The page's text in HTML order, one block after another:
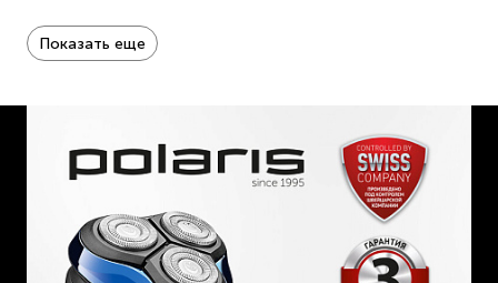
Влагозащита IPX6 для промывки лезвий под водой.
Функция быстрой зарядки за 5 минут на 1 применение.
Литий-ионный аккумулятор 600 мАч.
Показать еще